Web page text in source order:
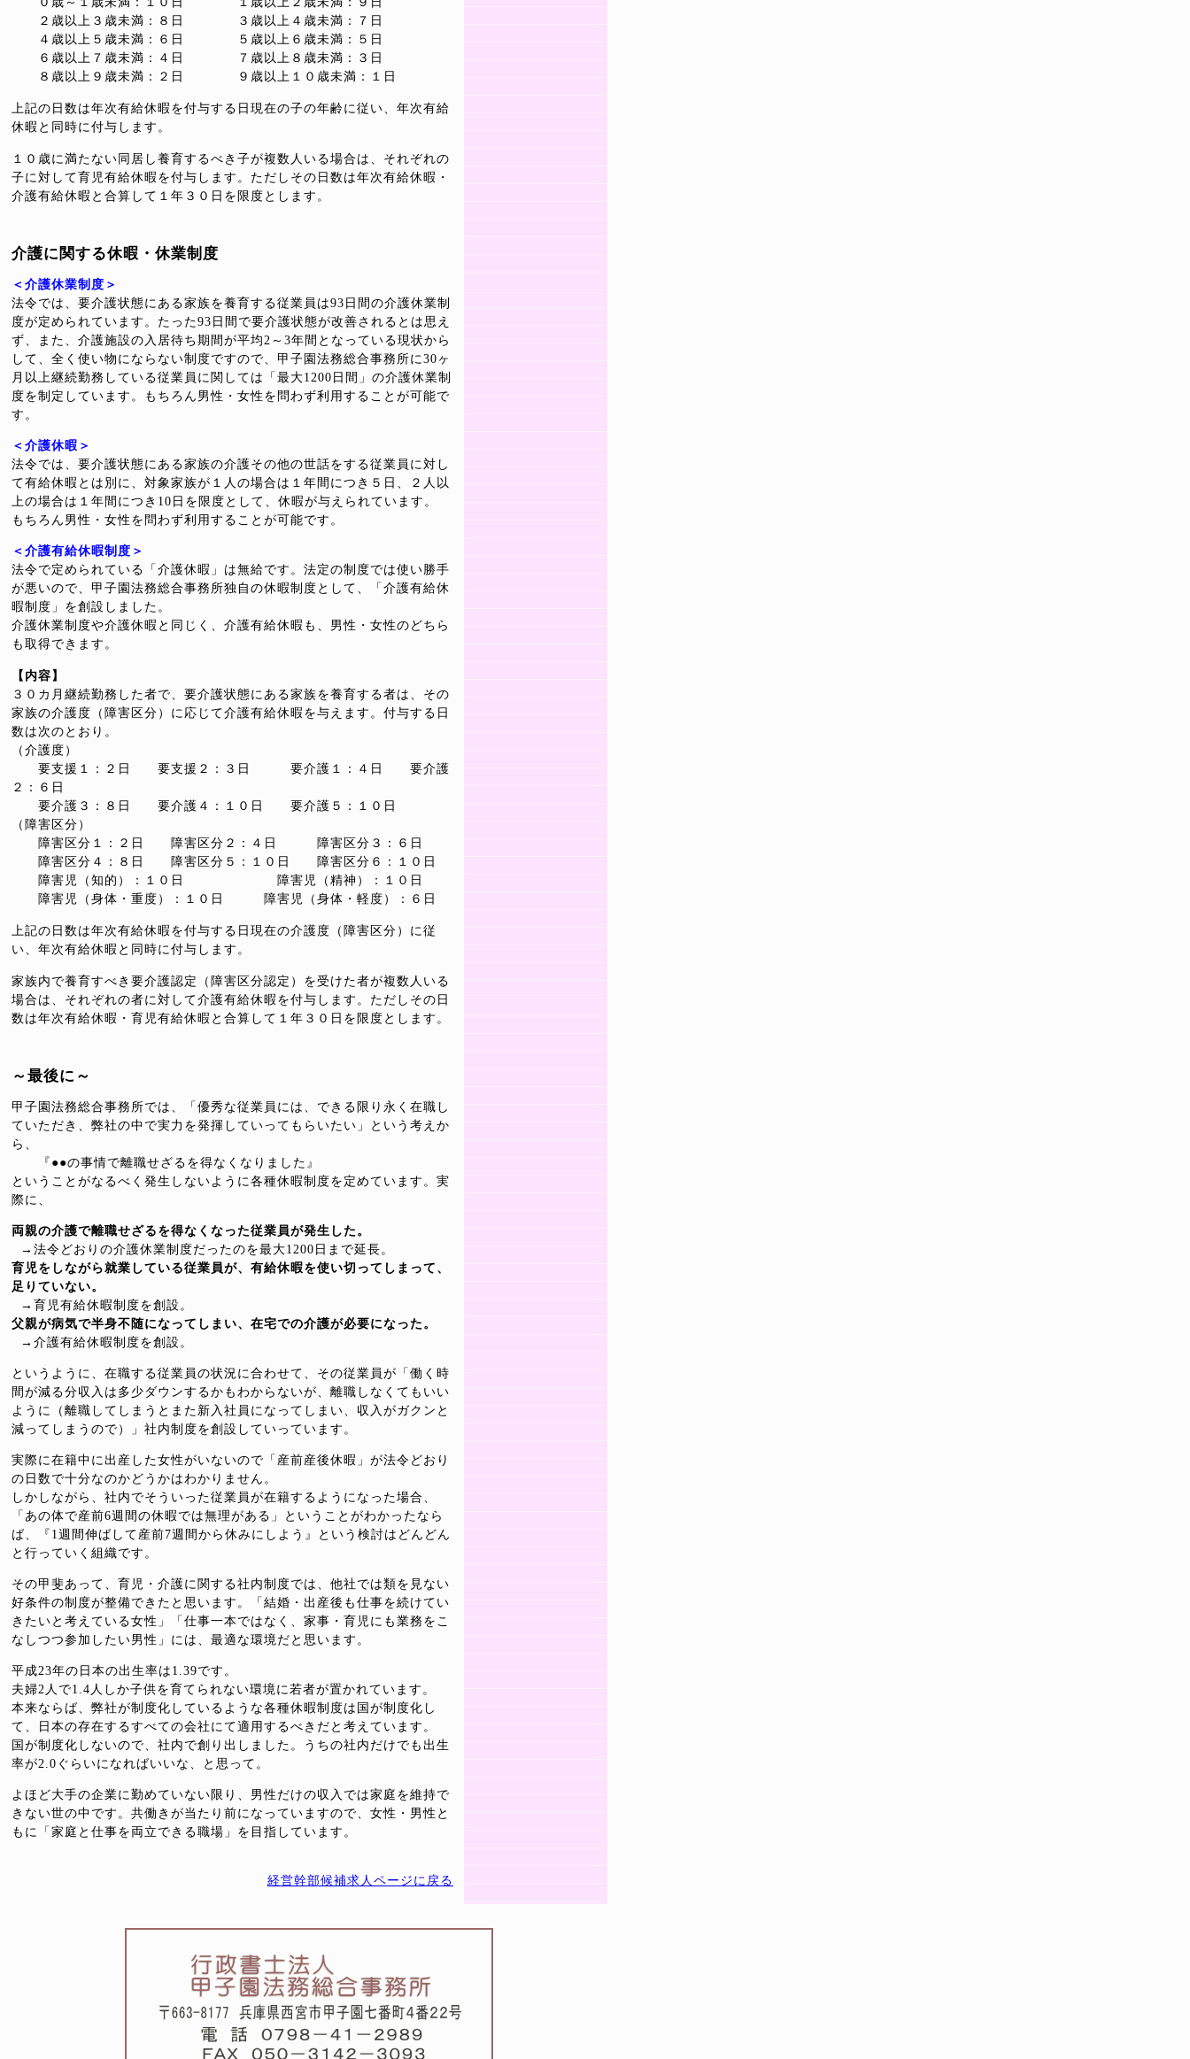
２歳以上３歳未満：８日 ３歳以上４歳未満：７日
４歳以上５歳未満：６日 ５歳以上６歳未満：５日
６歳以上７歳未満：４日 ７歳以上８歳未満：３日
８歳以上９歳未満：２日 ９歳以上１０歳未満：１日
上記の日数は年次有給休暇を付与する日現在の子の年齢に従い、年次有給
休暇と同時に付与します。
１０歳に満たない同居し養育するべき子が複数人いる場合は、それぞれの
子に対して育児有給休暇を付与します。ただしその日数は年次有給休暇・
介護有給休暇と合算して１年３０日を限度とします。
介護に関する休暇・休業制度
＜介護休業制度＞
法令では、要介護状態にある家族を養育する従業員は93日間の介護休業制
度が定められています。たった93日間で要介護状態が改善されるとは思え
ず、また、介護施設の入居待ち期間が平均2～3年間となっている現状から
して、全く使い物にならない制度ですので、甲子園法務総合事務所に30ヶ
月以上継続勤務している従業員に関しては「最大1200日間」の介護休業制
度を制定しています。もちろん男性・女性を問わず利用することが可能で
す。
＜介護休暇＞
法令では、要介護状態にある家族の介護その他の世話をする従業員に対し
て有給休暇とは別に、対象家族が１人の場合は１年間につき５日、２人以
上の場合は１年間につき10日を限度として、休暇が与えられています。
もちろん男性・女性を問わず利用することが可能です。
＜介護有給休暇制度＞
法令で定められている「介護休暇」は無給です。法定の制度では使い勝手
が悪いので、甲子園法務総合事務所独自の休暇制度として、「介護有給休
暇制度」を創設しました。
介護休業制度や介護休暇と同じく、介護有給休暇も、男性・女性のどちら
も取得できます。
【内容】
３０カ月継続勤務した者で、要介護状態にある家族を養育する者は、その
家族の介護度（障害区分）に応じて介護有給休暇を与えます。付与する日
数は次のとおり。
（介護度）
要支援１：２日 要支援２：３日 要介護１：４日 要介護
２：６日
要介護３：８日 要介護４：１０日 要介護５：１０日
（障害区分）
障害区分１：２日 障害区分２：４日 障害区分３：６日
障害区分４：８日 障害区分５：１０日 障害区分６：１０日
障害児（知的）：１０日 障害児（精神）：１０日
障害児（身体・重度）：１０日 障害児（身体・軽度）：６日
上記の日数は年次有給休暇を付与する日現在の介護度（障害区分）に従
い、年次有給休暇と同時に付与します。
家族内で養育すべき要介護認定（障害区分認定）を受けた者が複数人いる
場合は、それぞれの者に対して介護有給休暇を付与します。ただしその日
数は年次有給休暇・育児有給休暇と合算して１年３０日を限度とします。
～最後に～
甲子園法務総合事務所では、「優秀な従業員には、できる限り永く在職し
ていただき、弊社の中で実力を発揮していってもらいたい」という考えか
ら、
『●●の事情で離職せざるを得なくなりました』
ということがなるべく発生しないように各種休暇制度を定めています。実
際に、
両親の介護で離職せざるを得なくなった従業員が発生した。
→法令どおりの介護休業制度だったのを最大1200日まで延長。
育児をしながら就業している従業員が、有給休暇を使い切ってしまって、
足りていない。
→育児有給休暇制度を創設。
父親が病気で半身不随になってしまい、在宅での介護が必要になった。
→介護有給休暇制度を創設。
というように、在職する従業員の状況に合わせて、その従業員が「働く時
間が減る分収入は多少ダウンするかもわからないが、離職しなくてもいい
ように（離職してしまうとまた新入社員になってしまい、収入がガクンと
減ってしまうので）」社内制度を創設していっています。
実際に在籍中に出産した女性がいないので「産前産後休暇」が法令どおり
の日数で十分なのかどうかはわかりません。
しかしながら、社内でそういった従業員が在籍するようになった場合、
「あの体で産前6週間の休暇では無理がある」ということがわかったなら
ば、『1週間伸ばして産前7週間から休みにしよう』という検討はどんどん
と行っていく組織です。
その甲斐あって、育児・介護に関する社内制度では、他社では類を見ない
好条件の制度が整備できたと思います。「結婚・出産後も仕事を続けてい
きたいと考えている女性」「仕事一本ではなく、家事・育児にも業務をこ
なしつつ参加したい男性」には、最適な環境だと思います。
平成23年の日本の出生率は1.39です。
夫婦2人で1.4人しか子供を育てられない環境に若者が置かれています。
本来ならば、弊社が制度化しているような各種休暇制度は国が制度化し
て、日本の存在するすべての会社にて適用するべきだと考えています。
国が制度化しないので、社内で創り出しました。うちの社内だけでも出生
率が2.0ぐらいになればいいな、と思って。
よほど大手の企業に勤めていない限り、男性だけの収入では家庭を維持で
きない世の中です。共働きが当たり前になっていますので、女性・男性と
もに「家庭と仕事を両立できる職場」を目指しています。
経営幹部候補求人ページに戻る